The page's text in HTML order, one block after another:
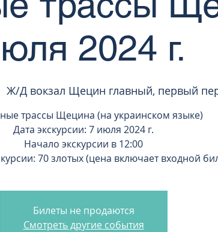
2024 г.
Ж/Д вокзал Щецин главный, первый
трассы Щецина (на украинском языке)
Дата экскурсии: 7 июля 2024 г.
Начало экскурсии в 12:00
70 злотых (цена включает входной
Билеты не продаются
Смотреть другие события